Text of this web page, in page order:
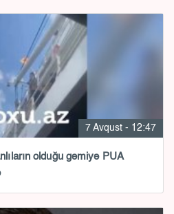
7 Avqust - 12:47
olduğu gəmiyə PUA